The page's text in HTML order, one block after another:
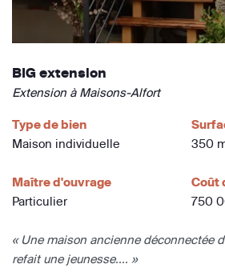
BIG extension
Extension à Maisons-Alfort
Type de bien
Maison individuelle
350
Maître d'ouvrage
Particulier
Coût
750
« Une maison ancienne déconnectée
refait une jeunesse.... »